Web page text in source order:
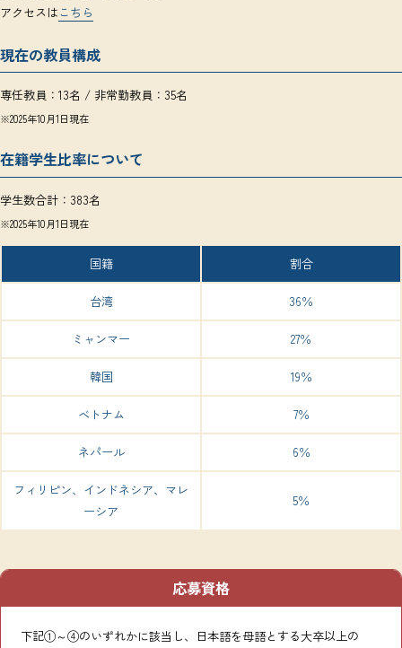
アクセスはこちら
現在の教員構成
専任教員：13名 / 非常勤教員：35名
※2025年10月1日現在
在籍学生比率について
学生数合計：383名
※2025年10月1日現在
国籍 割合
台湾 36％
ミャンマー 27％
韓国 19％
ベトナム 7％
ネパール 6％
フィリピン、インドネシア、マレ
ーシア
5％
応募資格
下記①～④のいずれかに該当し、日本語を母語とする大卒以上の